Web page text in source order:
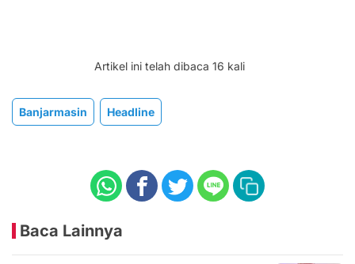
Artikel ini telah dibaca 16 kali
Banjarmasin Headline
Baca Lainnya